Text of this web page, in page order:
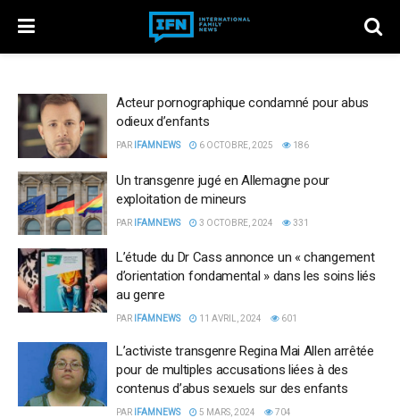
Acteur pornographique condamné pour abus
odieux d’enfants
PAR IFAMNEWS 6 OCTOBRE, 2025 186
Un transgenre jugé en Allemagne pour
exploitation de mineurs
PAR IFAMNEWS 3 OCTOBRE, 2024 331
L’étude du Dr Cass annonce un « changement
d’orientation fondamental » dans les soins liés
au genre
PAR IFAMNEWS 11 AVRIL, 2024 601
L’activiste transgenre Regina Mai Allen arrêtée
pour de multiples accusations liées à des
contenus d’abus sexuels sur des enfants
PAR IFAMNEWS 5 MARS, 2024 704